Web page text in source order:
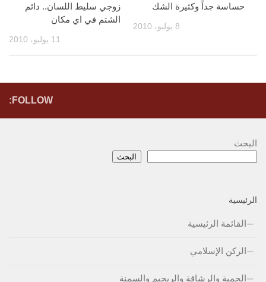
زوجي سليط اللسان.. دائم
الشتم في اي مكان
11 يوليو، 2010
حساسة جداً وكثيرة الشك
8 يوليو، 2010
FOLLOW:
البحث
البحث
الرئيسية
القائمة الرئيسية
الركن الإسلامي
الحمية والرشاقة والريجيم والسمنة